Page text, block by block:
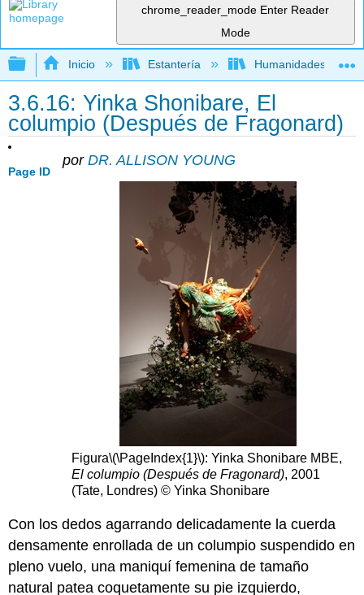
chrome_reader_mode Enter Reader
Mode
Expandir/contraer jerarquía global
Inicio Estantería Humanidades
3.6.16: Yinka Shonibare, El
columpio (Después de Fragonard)
Page ID
por DR. ALLISON YOUNG
Figura\(\PageIndex{1}\): Yinka Shonibare MBE,
El columpio (Después de Fragonard), 2001
(Tate, Londres) © Yinka Shonibare
Con los dedos agarrando delicadamente la cuerda
densamente enrollada de un columpio suspendido en
pleno vuelo, una maniquí femenina de tamaño
natural patea coquetamente su pie izquierdo,